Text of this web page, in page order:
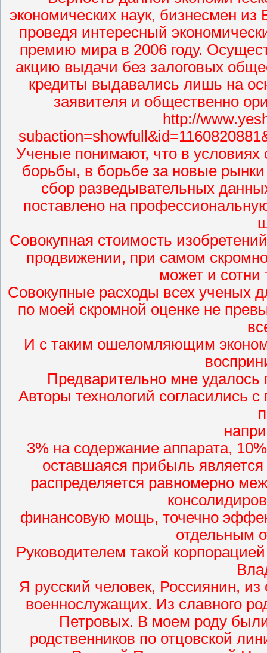
экономических наук, бизнесмен
проведя интересный
премию мира в 2006 году.
акцию выдачи без залоговых
кредиты выдавались лишь на
заявителя и общественно
http://
Ученые понимают, что в условиях
борьбы, в борьбе за новые
сбор разведывательных
поставлено на
Совокупная стоимость
продвижении, при самом
может и сотни
Совокупные расходы всех ученых
по моей скромной оценке не
И с таким ошеломляющим
Предварительно мне
Авторы технологий согласились
3% на содержание аппарата,
оставшаяся прибыль
распределяется равномерно
финансовую мощь, точечно
отдельным
Руководителем такой
Я русский человек, Россиянин,
военнослужащих. Из славного
Петровых. В моем роду
родственников по отцовской